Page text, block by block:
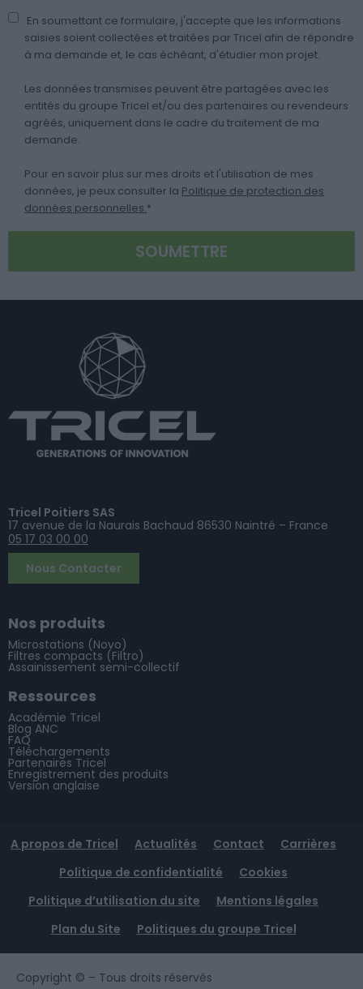
En soumettant ce formulaire, j'accepte que les informations
saisies soient collectées et traitées par Tricel afin de répondre
à ma demande et, le cas échéant, d'étudier mon projet.
Les données transmises peuvent être partagées avec les
entités du groupe Tricel et/ou des partenaires ou revendeurs
agréés, uniquement dans le cadre du traitement de ma
demande.
Pour en savoir plus sur mes droits et l'utilisation de mes
données, je peux consulter la Politique de protection des
données personnelles.*
Tricel Poitiers SAS
17 avenue de la Naurais Bachaud 86530 Naintré – France
05 17 03 00 00
Nous Contacter
Nos produits
Microstations (Novo)
Filtres compacts (Filtro)
Assainissement semi-collectif
Ressources
Académie Tricel
Blog ANC
FAQ
Téléchargements
Partenaires Tricel
Enregistrement des produits
Version anglaise
A propos de Tricel Actualités Contact
Carrières
Politique de confidentialité
Cookies
Politique d’utilisation du site
Mentions légales
Plan du Site
Politiques du groupe Tricel
Copyright © – Tous droits réservés